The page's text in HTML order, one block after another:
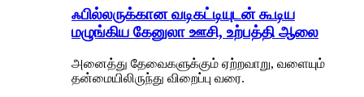
ஃபில்லருக்கான வடிகட்டியுடன் கூடிய
மழுங்கிய கேனுலா ஊசி, உற்பத்தி ஆலை
அனைத்து தேவைகளுக்கும் ஏற்றவாறு, வளையும்
தன்மையிலிருந்து விறைப்பு வரை.